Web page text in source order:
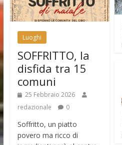
Luoghi
SOFFRITTO, la
disfida tra 15
comuni
25 Febbraio 2026
redazionale
0
Soffritto, un piatto
povero ma ricco di